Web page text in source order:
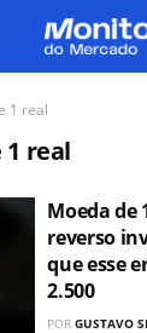
1 real
1 real
Moeda de
reverso
que esse
2.500
POR GUSTAVO